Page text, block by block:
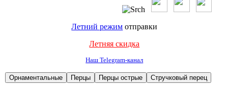
Летний режим отправки
Летняя скидка
Наш Telegram-канал